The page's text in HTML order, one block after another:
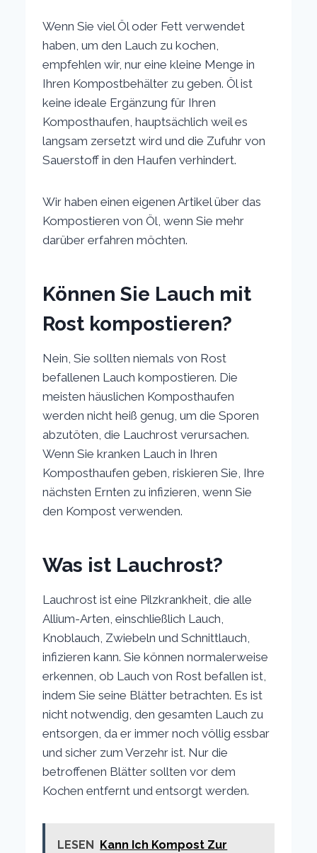
Wenn Sie viel Öl oder Fett verwendet
haben, um den Lauch zu kochen,
empfehlen wir, nur eine kleine Menge in
Ihren Kompostbehälter zu geben. Öl ist
keine ideale Ergänzung für Ihren
Komposthaufen, hauptsächlich weil es
langsam zersetzt wird und die Zufuhr von
Sauerstoff in den Haufen verhindert.
Wir haben einen eigenen Artikel über das
Kompostieren von Öl, wenn Sie mehr
darüber erfahren möchten.
Können Sie Lauch mit
Rost kompostieren?
Nein, Sie sollten niemals von Rost
befallenen Lauch kompostieren. Die
meisten häuslichen Komposthaufen
werden nicht heiß genug, um die Sporen
abzutöten, die Lauchrost verursachen.
Wenn Sie kranken Lauch in Ihren
Komposthaufen geben, riskieren Sie, Ihre
nächsten Ernten zu infizieren, wenn Sie
den Kompost verwenden.
Was ist Lauchrost?
Lauchrost ist eine Pilzkrankheit, die alle
Allium-Arten, einschließlich Lauch,
Knoblauch, Zwiebeln und Schnittlauch,
infizieren kann. Sie können normalerweise
erkennen, ob Lauch von Rost befallen ist,
indem Sie seine Blätter betrachten. Es ist
nicht notwendig, den gesamten Lauch zu
entsorgen, da er immer noch völlig essbar
und sicher zum Verzehr ist. Nur die
betroffenen Blätter sollten vor dem
Kochen entfernt und entsorgt werden.
LESEN
Kann Ich Kompost Zur